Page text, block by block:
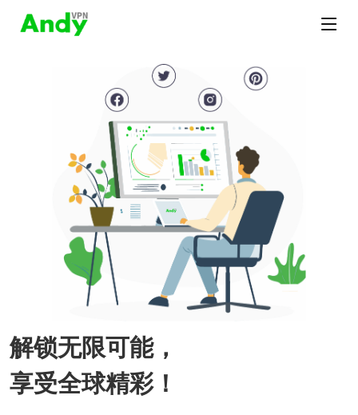
解锁无限可能，
享受全球精彩！